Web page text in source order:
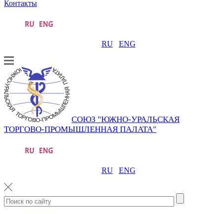
Контакты
RU ENG
СОЮЗ "ЮЖНО-УРАЛЬСКАЯ
ТОРГОВО-ПРОМЫШЛЕННАЯ ПАЛАТА"
RU ENG